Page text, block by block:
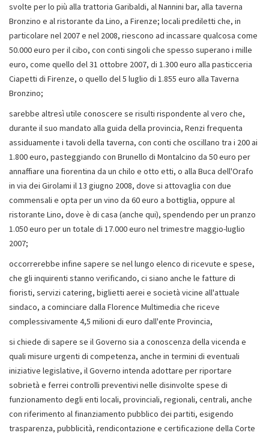
svolte per lo più alla trattoria Garibaldi, al Nannini bar, alla taverna
Bronzino e al ristorante da Lino, a Firenze; locali prediletti che, in
particolare nel 2007 e nel 2008, riescono ad incassare qualcosa come
50.000 euro per il cibo, con conti singoli che spesso superano i mille
euro, come quello del 31 ottobre 2007, di 1.300 euro alla pasticceria
Ciapetti di Firenze, o quello del 5 luglio di 1.855 euro alla Taverna
Bronzino;
sarebbe altresì utile conoscere se risulti rispondente al vero che,
durante il suo mandato alla guida della provincia, Renzi frequenta
assiduamente i tavoli della taverna, con conti che oscillano tra i 200 ai
1.800 euro, pasteggiando con Brunello di Montalcino da 50 euro per
annaffiare una fiorentina da un chilo e otto etti, o alla Buca dell'Orafo
in via dei Girolami il 13 giugno 2008, dove si attovaglia con due
commensali e opta per un vino da 60 euro a bottiglia, oppure al
ristorante Lino, dove è di casa (anche qui), spendendo per un pranzo
1.050 euro per un totale di 17.000 euro nel trimestre maggio-luglio
2007;
occorrerebbe infine sapere se nel lungo elenco di ricevute e spese,
che gli inquirenti stanno verificando, ci siano anche le fatture di
fioristi, servizi catering, biglietti aerei e società vicine all'attuale
sindaco, a cominciare dalla Florence Multimedia che riceve
complessivamente 4,5 milioni di euro dall'ente Provincia,
si chiede di sapere se il Governo sia a conoscenza della vicenda e
quali misure urgenti di competenza, anche in termini di eventuali
iniziative legislative, il Governo intenda adottare per riportare
sobrietà e ferrei controlli preventivi nelle disinvolte spese di
funzionamento degli enti locali, provinciali, regionali, centrali, anche
con riferimento al finanziamento pubblico dei partiti, esigendo
trasparenza, pubblicità, rendicontazione e certificazione della Corte